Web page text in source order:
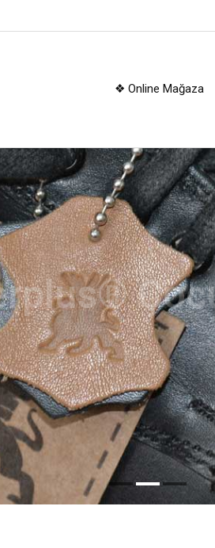
❖ Online Mağaza
filet, garson çocuk
Read More